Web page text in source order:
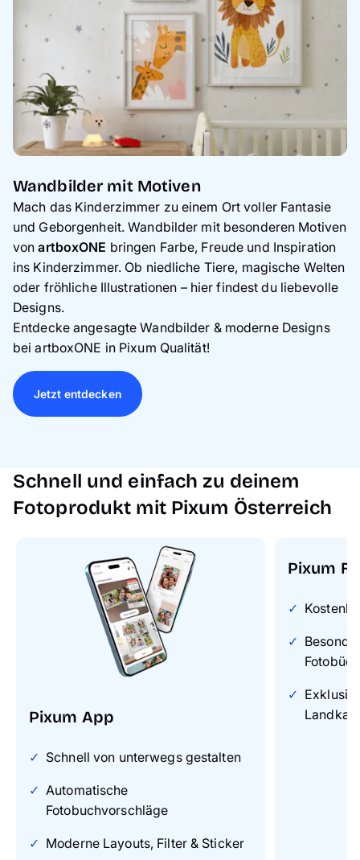
Wandbilder mit Motiven
Mach das Kinderzimmer zu einem Ort voller Fantasie
und Geborgenheit. Wandbilder mit besonderen Motiven
vonartboxONE bringen Farbe, Freude und Inspiration
ins Kinderzimmer. Ob niedliche Tiere, magische Welten
oder fröhliche Illustrationen – hier findest du liebevolle
Designs.
Entdeckeangesagte Wandbilder & moderne Designs
beiartboxONE in Pixum Qualität!
Jetzt entdecken
Schnell und einfach zu deinem
Fotoprodukt mit Pixum Österreich
Pixum App
Schnell von unterwegs gestalten
Automatische
Fotobuchvorschläge
Moderne Layouts, Filter & Sticker
Pixum